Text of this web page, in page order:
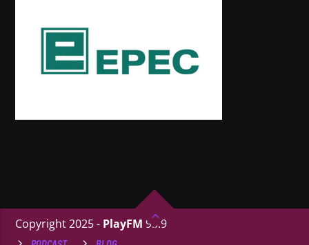
Copyright 2025 - PlayFM 95.9